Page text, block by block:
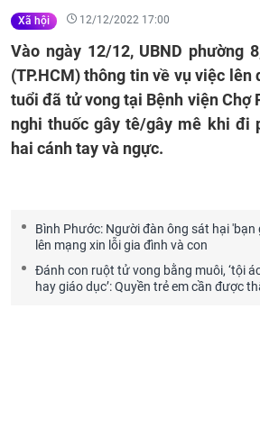
Xã hội 12/12/2022 17:00
Vào ngày 12/12, UBND phường
(TP.HCM) thông tin về vụ việc lên
tuổi đã tử vong tại Bệnh viện Chợ
nghi thuốc gây tê/gây mê khi đi
hai cánh tay và ngực.
Bình Phước: Người đàn ông sát hại 'bạn
lên mạng xin lỗi gia đình và con
Đánh con ruột tử vong bằng muôi, ‘tội
hay giáo dục’: Quyền trẻ em cần được